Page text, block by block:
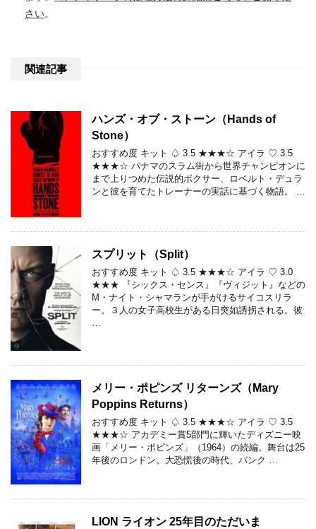
さい。
関連記事
ハンズ・オブ・ストーン（Hands of
Stone）
おすすめ度 キット ♤ 3.5 ★★★☆ アイラ ♡ 3.5
★★★☆ パナマのスラム街から世界チャンピオンに
まで上りつめた伝説的ボクサー、ロベルト・デュラ
ンと彼を育てたトレーナーの実話に基づく物語。 …
スプリット（Split）
おすすめ度 キット ♤ 3.5 ★★★☆ アイラ ♡ 3.0
★★★ 『シックス・センス』『ヴィジット』などの
M・ナイト・シャマランが手がけるサイコスリラ
ー。３人の女子高校生がある日突如誘拐される。彼
メリー・ポピンズ リターンズ（Mary
Poppins Returns）
おすすめ度 キット ♤ 3.5 ★★★☆ アイラ ♡ 3.5
★★★☆ アカデミー賞5部門に輝いたディズニー映
画「メリー・ポピンズ」（1964）の続編。舞台は25
年後のロンドン。大恐慌後の時代、バンク …
LION ライオン 25年目のただいま